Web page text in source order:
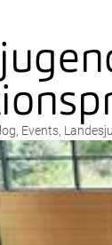
, Events,